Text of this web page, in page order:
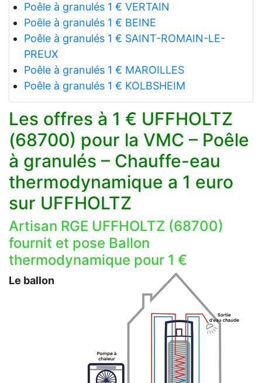
Poêle à granulés 1 € VERTAIN
Poêle à granulés 1 € BEINE
Poêle à granulés 1 € SAINT-ROMAIN-LE-
PREUX
Poêle à granulés 1 € MAROILLES
Poêle à granulés 1 € KOLBSHEIM
Les offres à 1 € UFFHOLTZ
(68700) pour la VMC – Poêle
à granulés – Chauffe-eau
thermodynamique a 1 euro
sur UFFHOLTZ
Artisan RGE UFFHOLTZ (68700)
fournit et pose Ballon
thermodynamique pour 1 €
Le ballon